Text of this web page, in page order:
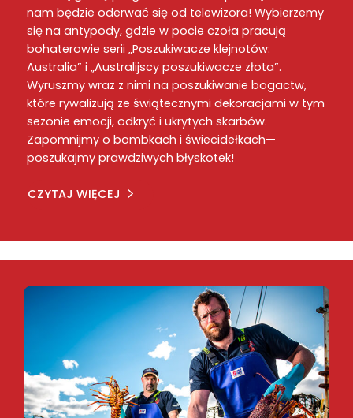
nam będzie oderwać się od telewizora! Wybierzemy
się na antypody, gdzie w pocie czoła pracują
bohaterowie serii „Poszukiwacze klejnotów:
Australia” i „Australijscy poszukiwacze złota”.
Wyruszmy wraz z nimi na poszukiwanie bogactw,
które rywalizują ze świątecznymi dekoracjami w tym
sezonie emocji, odkryć i ukrytych skarbów.
Zapomnijmy o bombkach i świecidełkach—
poszukajmy prawdziwych błyskotek!
CZYTAJ WIĘCEJ